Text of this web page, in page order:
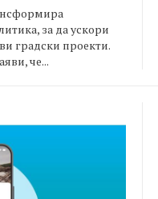
за да ускори
градски проекти.
че...